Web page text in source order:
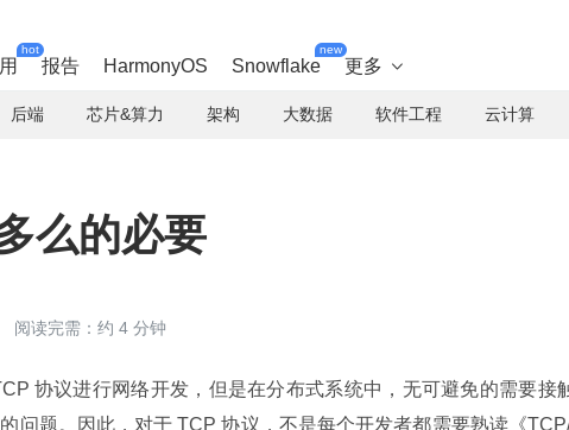
hot
报告 HarmonyOS Snowflake
new
更多 
后端 芯片&算力 架构 大数据 软件工程 云计算
么的必要
阅读完需：约 4 分钟
协议进行网络开发，但是在分布式系统中，无可避免的需要接
问题。因此，对于 TCP 协议，不是每个开发者都需要熟读《